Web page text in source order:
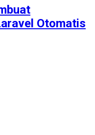
Otomatis